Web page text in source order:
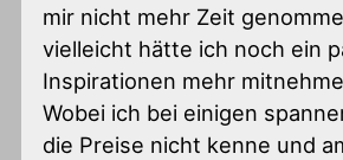
mir nicht mehr Zeit
vielleicht hätte ich noch ein
Inspirationen mehr
Wobei ich bei einigen
die Preise nicht kenne und